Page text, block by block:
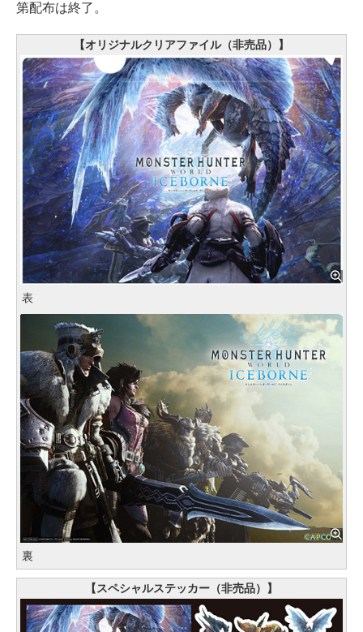
第配布は終了。
【オリジナルクリアファイル（非売品）】
表
裏
【スペシャルステッカー（非売品）】